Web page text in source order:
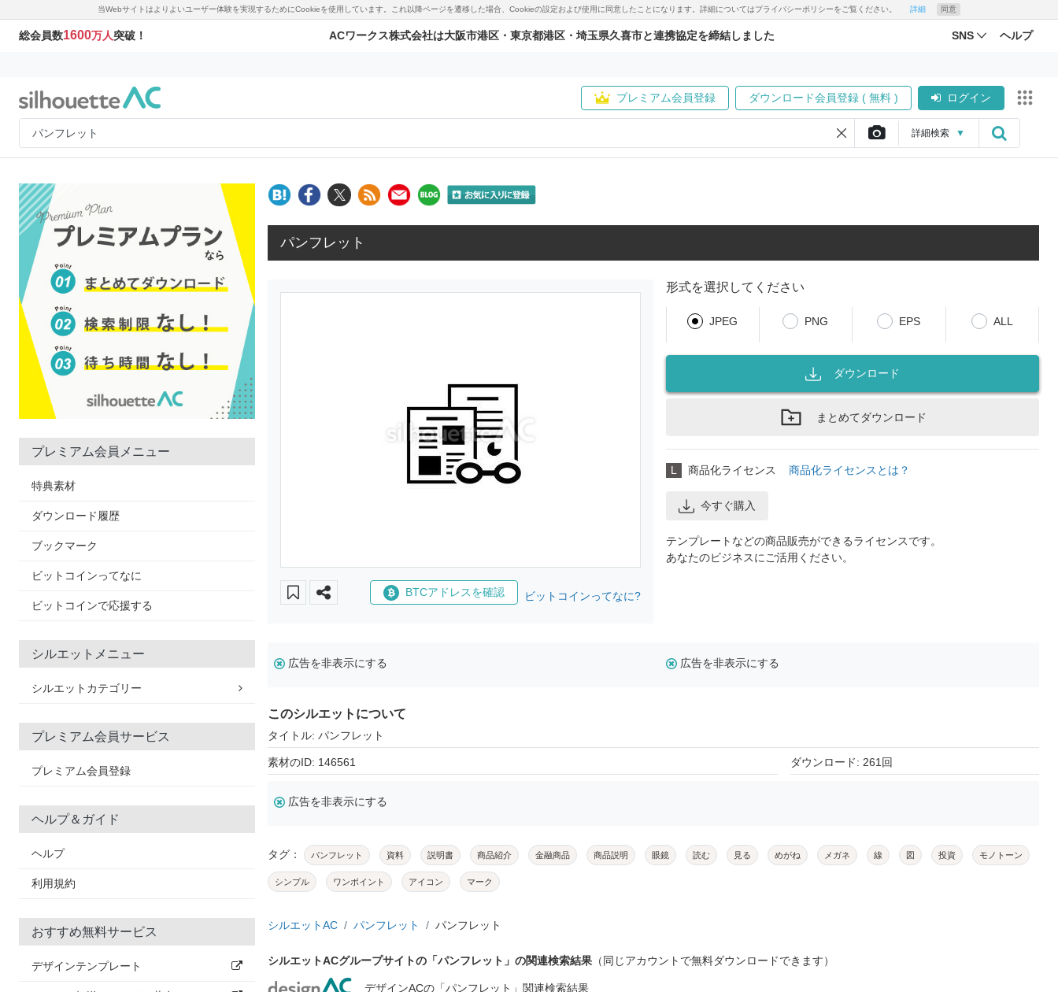
当Webサイトはよりよいユーザー体験を実現するためにCookieを使用しています。これ以降ページを遷移した場合、Cookieの設定および使用に同意したことになります。詳細についてはプライバシーポリシーをご覧ください。 詳細 同意
総会員数1600万人突破！ ACワークス株式会社は大阪市港区・東京都港区・埼玉県久喜市と連携協定を締結しました SNS ヘルプ
プレミアム会員登録 ダウンロード会員登録 ( 無料 ) ログイン
詳細検索 ▼
プレミアム会員メニュー
特典素材
ダウンロード履歴
ブックマーク
ビットコインってなに
ビットコインで応援する
シルエットメニュー
シルエットカテゴリー
プレミアム会員サービス
プレミアム会員登録
ヘルプ＆ガイド
ヘルプ
利用規約
おすすめ無料サービス
デザインテンプレート
パンフレット
BTCアドレスを確認 ビットコインってなに?
形式を選択してください
JPEG PNG EPS ALL
ダウンロード
まとめてダウンロード
L 商品化ライセンス 商品化ライセンスとは？
今すぐ購入
テンプレートなどの商品販売ができるライセンスです。
あなたのビジネスにご活用ください。
広告を非表示にする 広告を非表示にする
このシルエットについて
タイトル: パンフレット
素材のID: 146561 ダウンロード: 261回
広告を非表示にする
タグ： パンフレット 資料 説明書 商品紹介 金融商品 商品説明 眼鏡 読む 見る めがね メガネ 線 図 投資 モノトーン
シンプル ワンポイント アイコン マーク
シルエットAC パンフレット パンフレット
シルエットACグループサイトの「パンフレット」の関連検索結果 （同じアカウントで無料ダウンロードできます）
デザインACの「パンフレット」関連検索結果